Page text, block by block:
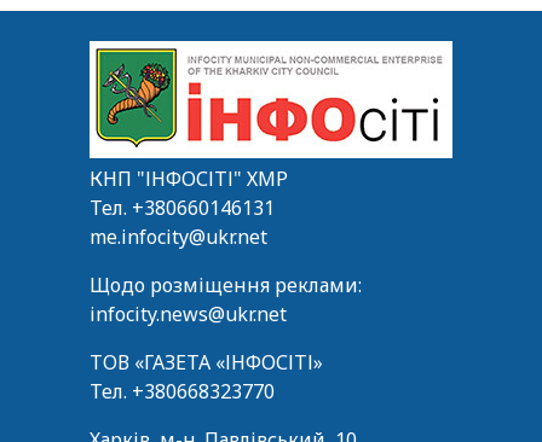
КНП "ІНФОСІТІ" ХМР
Тел. +380660146131
me.infocity@ukr.net
Щодо розміщення реклами:
infocity.news@ukr.net
ТОВ «ГАЗЕТА «ІНФОСІТІ»
Тел. +380668323770